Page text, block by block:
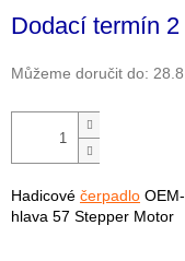
cena:
Dodací termín
Můžeme doručit do:
Hadicové čerpadlo
hlava 57 Stepper Motor